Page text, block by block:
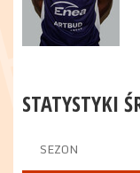
STATYSTYKI
SEZON